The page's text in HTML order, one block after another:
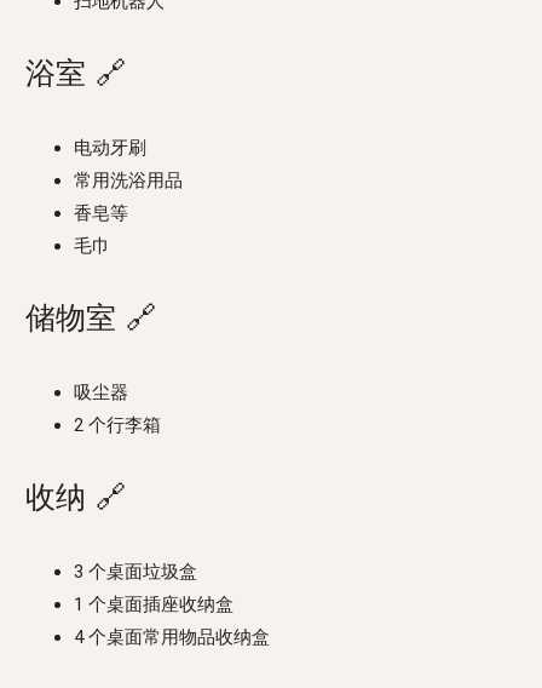
浴室 🔗
电动牙刷
常用洗浴用品
香皂等
毛巾
储物室 🔗
吸尘器
2 个行李箱
收纳 🔗
3 个桌面垃圾盒
1 个桌面插座收纳盒
4 个桌面常用物品收纳盒